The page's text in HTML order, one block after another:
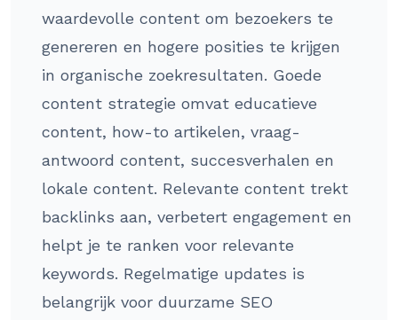
waardevolle content om bezoekers te
genereren en hogere posities te krijgen
in organische zoekresultaten. Goede
content strategie omvat educatieve
content, how-to artikelen, vraag-
antwoord content, succesverhalen en
lokale content. Relevante content trekt
backlinks aan, verbetert engagement en
helpt je te ranken voor relevante
keywords. Regelmatige updates is
belangrijk voor duurzame SEO